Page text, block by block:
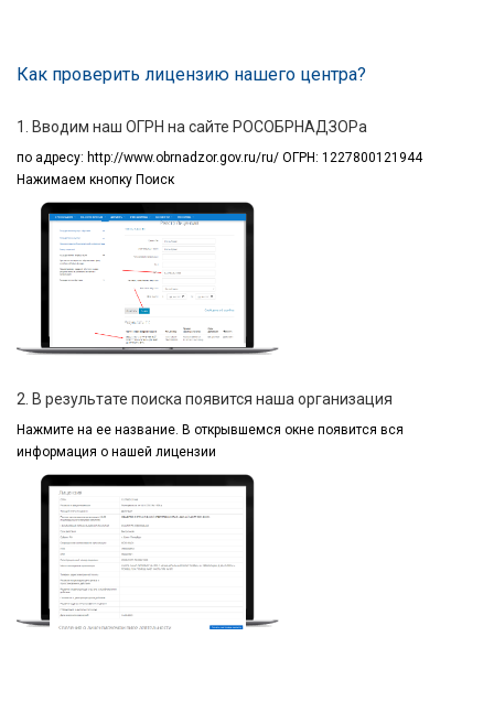
Как проверить лицензию нашего центра?
1. Вводим наш ОГРН на сайте РОСОБРНАДЗОРа
по адресу: http://www.obrnadzor.gov.ru/ru/ ОГРН: 1227800121944
Нажимаем кнопку Поиск
2. В результате поиска появится наша организация
Нажмите на ее название. В открывшемся окне появится вся
информация о нашей лицензии